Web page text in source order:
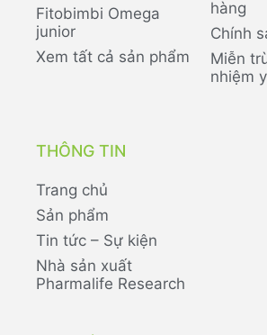
Fitobimbi Omega
junior
Xem tất cả sản phẩm
hàng
Chính
Miễn
nhiệm
THÔNG TIN
Trang chủ
Sản phẩm
Tin tức – Sự kiện
Nhà sản xuất
Pharmalife Research